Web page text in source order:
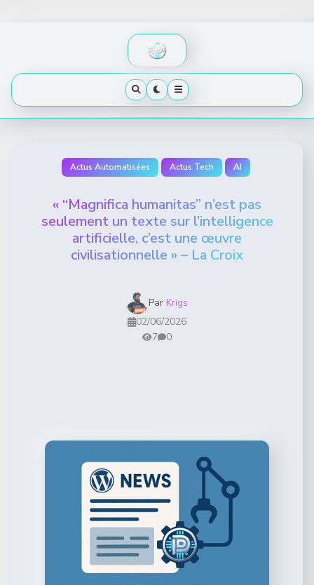
Actus Automatisées Actus Tech AI
« “Magnifica humanitas” n’est pas
seulement un texte sur l’intelligence
artificielle, c’est une œuvre
civilisationnelle » – La Croix
Par Krigs
02/06/2026
7
0